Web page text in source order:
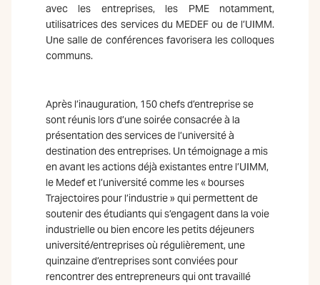
avec les entreprises, les PME notamment,
utilisatrices des services du MEDEF ou de l’UIMM.
Une salle de conférences favorisera les colloques
communs.
Après l’inauguration, 150 chefs d’entreprise se
sont réunis lors d’une soirée consacrée à la
présentation des services de l’université à
destination des entreprises. Un témoignage a mis
en avant les actions déjà existantes entre l’UIMM,
le Medef et l’université comme les « bourses
Trajectoires pour l’industrie » qui permettent de
soutenir des étudiants qui s’engagent dans la voie
industrielle ou bien encore les petits déjeuners
université/entreprises où régulièrement, une
quinzaine d’entreprises sont conviées pour
rencontrer des entrepreneurs qui ont travaillé